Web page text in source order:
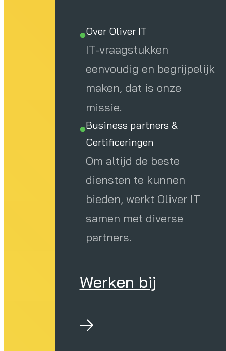
Over Oliver IT
IT-vraagstukken
eenvoudig en begrijpelijk
maken, dat is onze
missie.
Business partners &
Certificeringen
Om altijd de beste
diensten te kunnen
bieden, werkt Oliver IT
samen met diverse
partners.
Werken bij